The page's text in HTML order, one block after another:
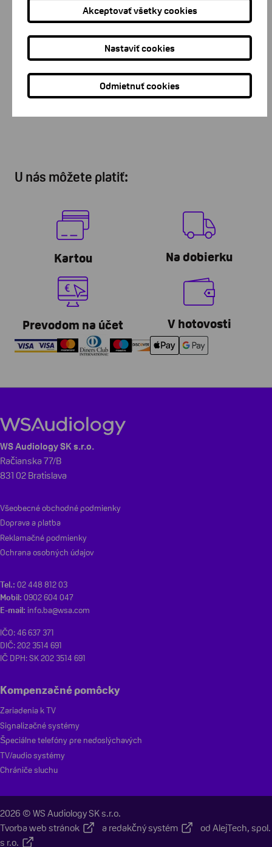
Zákaznícke tel. linky: 055/625 3352, 0917 895 062 Južná
trieda 8, 040 01 Košice
Zákaznícke tel. linky: 041/381 1430, 0907/456 802 Hálkova 3,
U nás môžete platiť:
Kartou Na dobierku
Prevodom na účet V hotovosti
WS Audiology SK s.r.o.
Račianska 77/B
831 02 Bratislava
Tel.: 02 448 812 03
Mobil: 0902 604 047
E-mail: info.ba@wsa.com
IČO: 46 637 371
DIČ: 202 3514 691
IČ DPH: SK 202 3514 691
Kompenzačné pomôcky
Zariadenia k TV
Signalizačné systémy
Špeciálne telefóny pre nedoslýchavých
TV/audio systémy
Chrániče sluchu
Všeobecné obchodné podmienky
Doprava a platba
Reklamačné podmienky
Ochrana osobných údajov
2026 © WS Audiology SK s.r.o.
Tvorba web stránok
a redakčný systém od AlejTech, spol.
s r.o.
Akceptovať všetky cookies
Nastaviť cookies
Odmietnuť cookies